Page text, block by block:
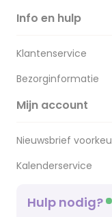
Info en hulp
Klantenservice
Bezorginformatie
Mijn account
Nieuwsbrief
Kalenderservice
Hulp nodig?